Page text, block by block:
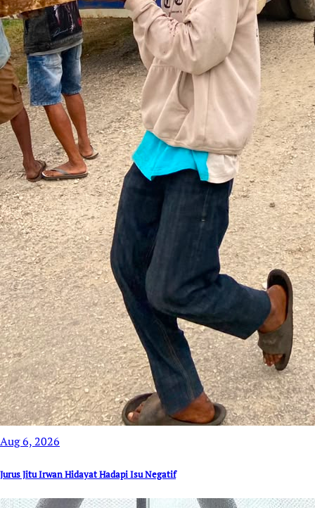
Aug 6, 2026
Jurus Jitu Irwan Hidayat Hadapi Isu Negatif